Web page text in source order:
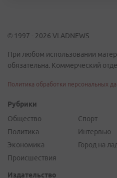
© 1997 - 2026 VLADNEWS
При любом использовании
обязательна. Коммерческий
Политика обработки персональных
Рубрики
Общество
Политика
Экономика
Происшествия
Спорт
Интервью
Город на
Издательство